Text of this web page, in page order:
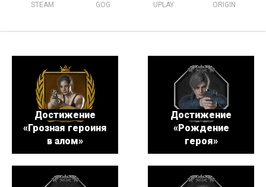
STEAM GOG UPLAY ORIGIN
Достижение
«Грозная героиня
в алом»
Достижение
«Рождение
героя»